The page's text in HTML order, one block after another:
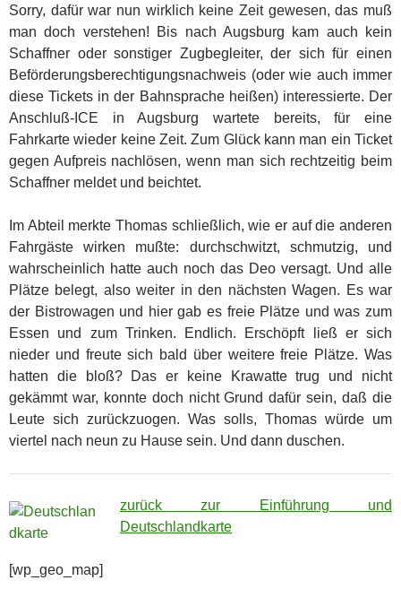
Sorry, dafür war nun wirklich keine Zeit gewesen, das muß
man doch verstehen! Bis nach Augsburg kam auch kein
Schaffner oder sonstiger Zugbegleiter, der sich für einen
Beförderungsberechtigungsnachweis (oder wie auch immer
diese Tickets in der Bahnsprache heißen) interessierte. Der
Anschluß-ICE in Augsburg wartete bereits, für eine
Fahrkarte wieder keine Zeit. Zum Glück kann man ein Ticket
gegen Aufpreis nachlösen, wenn man sich rechtzeitig beim
Schaffner meldet und beichtet.
Im Abteil merkte Thomas schließlich, wie er auf die anderen
Fahrgäste wirken mußte: durchschwitzt, schmutzig, und
wahrscheinlich hatte auch noch das Deo versagt. Und alle
Plätze belegt, also weiter in den nächsten Wagen. Es war
der Bistrowagen und hier gab es freie Plätze und was zum
Essen und zum Trinken. Endlich. Erschöpft ließ er sich
nieder und freute sich bald über weitere freie Plätze. Was
hatten die bloß? Das er keine Krawatte trug und nicht
gekämmt war, konnte doch nicht Grund dafür sein, daß die
Leute sich zurückzuogen. Was solls, Thomas würde um
viertel nach neun zu Hause sein. Und dann duschen.
zurück zur Einführung und
Deutschlandkarte
[wp_geo_map]